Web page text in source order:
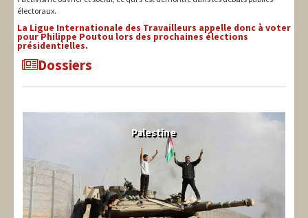
électoraux.
La Ligue Internationale des Travailleurs appelle donc à voter
pour Philippe Poutou lors des prochaines élections
présidentielles.
Dossiers
Palestine